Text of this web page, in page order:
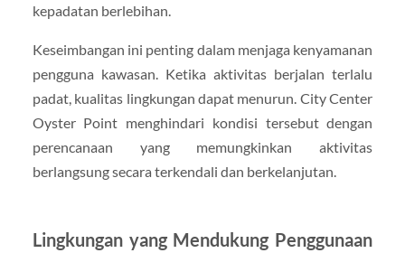
kepadatan berlebihan.
Keseimbangan ini penting dalam menjaga kenyamanan
pengguna kawasan. Ketika aktivitas berjalan terlalu
padat, kualitas lingkungan dapat menurun. City Center
Oyster Point menghindari kondisi tersebut dengan
perencanaan yang memungkinkan aktivitas
berlangsung secara terkendali dan berkelanjutan.
Lingkungan yang Mendukung Penggunaan